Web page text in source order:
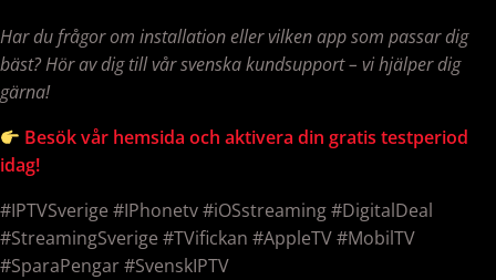
Har du frågor om installation eller vilken app som passar dig
bäst? Hör av dig till vår svenska kundsupport – vi hjälper dig
gärna!
Besök vår hemsida och aktivera din gratis testperiod
idag!
#IPTVSverige #IPhonetv #iOSstreaming #DigitalDeal
#StreamingSverige #TVifickan #AppleTV #MobilTV
#SparaPengar #SvenskIPTV